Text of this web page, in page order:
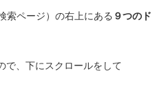
索ページ）の右上にある ９つのド
で、下にスクロールをして